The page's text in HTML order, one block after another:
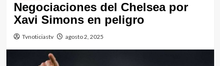
Negociaciones del Chelsea por
Xavi Simons en peligro
Tvnoticiastv agosto 2, 2025